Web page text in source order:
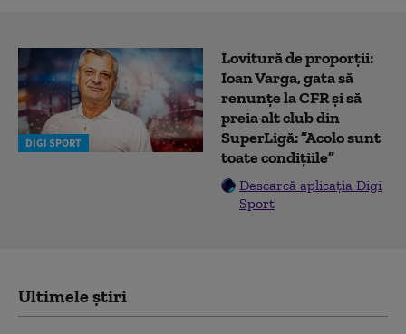
DIGI SPORT
Lovitură de proporții:
Ioan Varga, gata să
renunțe la CFR și să
preia alt club din
SuperLigă: ”Acolo sunt
toate condițiile”
Descarcă aplicația Digi
Sport
Ultimele știri